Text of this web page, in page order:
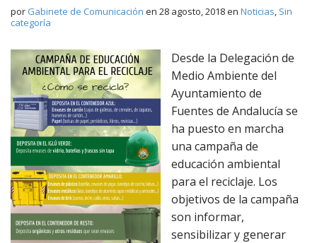
por Gabinete de Comunicación en 28 agosto, 2018en Noticias, Sin
categoría
Desde la Delegación de
Medio Ambiente del
Ayuntamiento de
Fuentes de Andalucía se
ha puesto en marcha
una campaña de
educación ambiental
para el reciclaje. Los
objetivos de la campaña
son informar,
sensibilizar y generar